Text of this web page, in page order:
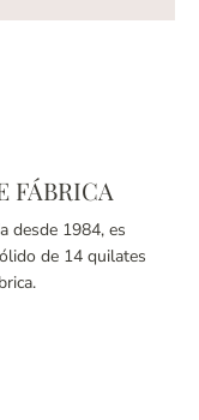
FÁBRICA
desde 1984, es
de 14 quilates